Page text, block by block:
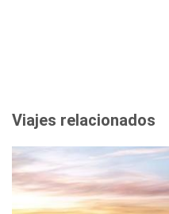
Viajes relacionados